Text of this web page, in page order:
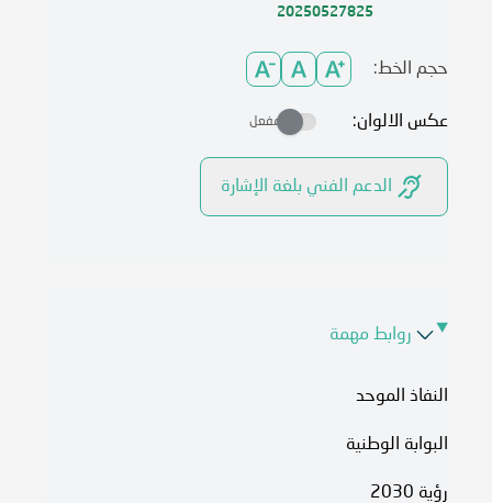
20250527825
حجم الخط:
عكس الالوان: مفعل
الدعم الفني بلغة الإشارة
روابط مهمة
النفاذ الموحد
البوابة الوطنية
رؤية 2030